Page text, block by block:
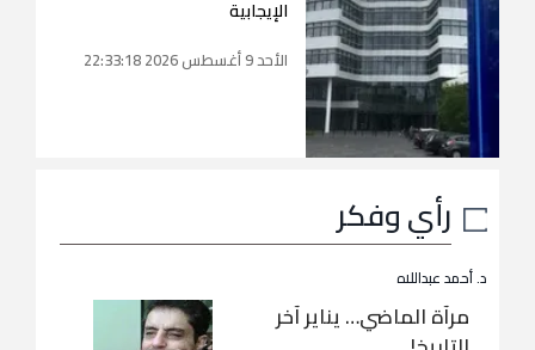
الإيجابية
الأحد 9 أغسطس 2026 22:33:18
رأي وفكر
د. أحمد عبداللاه
مرآة الماضي… يناير آخر